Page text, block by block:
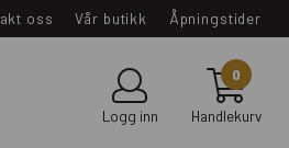
oss Vår butikk Åpningstider
Logg inn
0
Handlekurv